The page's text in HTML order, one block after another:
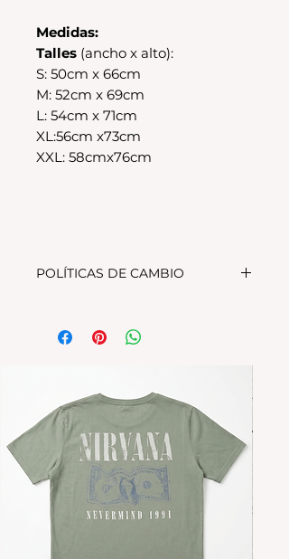
Medidas:
Talles (ancho x alto):
S: 50cm x 66cm
M: 52cm x 69cm
L: 54cm x 71cm
XL:56cm x73cm
XXL: 58cmx76cm
POLÍTICAS DE CAMBIO
cambio, el producto debe
encontrarse sin uso y en su
disponible en stock en el
local.Tener en cuenta que se
estampa a pedido, el stock de la
tienda online para compras
nuevas NO es el mismo que el del
local
Los productos personalizados NO